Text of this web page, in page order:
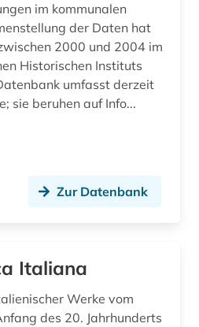
im kommunalen
der Daten hat
2000 und 2004 im
Historischen Instituts
umfasst derzeit
sie beruhen auf Info...
Zur Datenbank
Italiana
Werke vom
des 20. Jahrhunderts